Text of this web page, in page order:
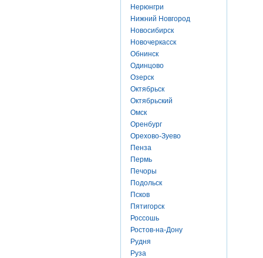
Нерюнгри
Нижний Новгород
Новосибирск
Новочеркасск
Обнинск
Одинцово
Озерск
Октябрьск
Октябрьский
Омск
Оренбург
Орехово-Зуево
Пенза
Пермь
Печоры
Подольск
Псков
Пятигорск
Россошь
Ростов-на-Дону
Рудня
Руза